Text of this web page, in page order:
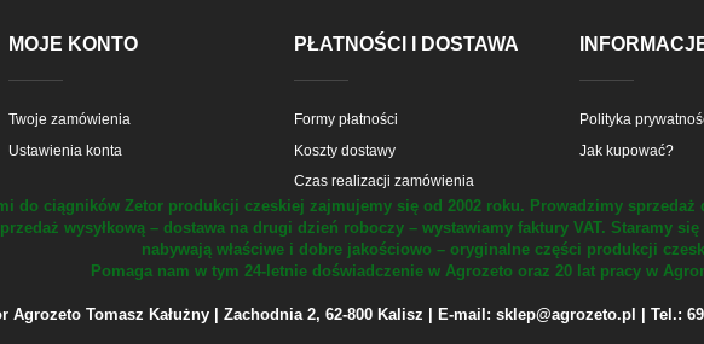
MOJE KONTO
Twoje zamówienia
Ustawienia konta
PŁATNOŚCI I DOSTAWA
Formy płatności
Koszty dostawy
Czas realizacji zamówienia
Polityka
Jak kupować?
do ciągników Zetor produkcji czeskiej zajmujemy się od 2002 roku. Prowadzimy
wysyłkową – dostawa na drugi dzień roboczy – wystawiamy faktury VAT. Staramy
nabywają właściwe i dobre jakościowo – oryginalne części produkcji
Pomaga nam w tym 24-letnie doświadczenie w Agrozeto oraz 20 lat pracy w
Tomasz Kałużny | Zachodnia 2, 62-800 Kalisz | E-mail: sklep@agrozeto.pl | Tel.: